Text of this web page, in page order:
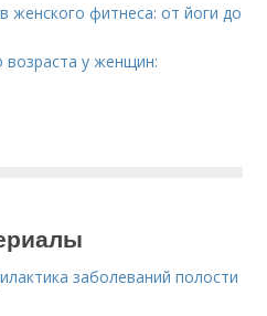
женского фитнеса: от йоги до
у женщин:
заболеваний полости